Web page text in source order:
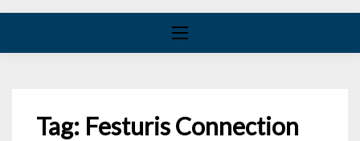
Tag: Festuris Connection